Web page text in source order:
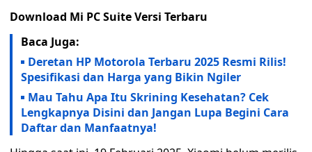
Download Mi PC Suite Versi Terbaru
Baca Juga:
Deretan HP Motorola Terbaru 2025 Resmi Rilis!
Spesifikasi dan Harga yang Bikin Ngiler
Mau Tahu Apa Itu Skrining Kesehatan? Cek
Lengkapnya Disini dan Jangan Lupa Begini Cara
Daftar dan Manfaatnya!